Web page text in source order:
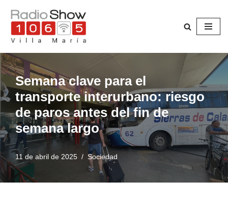
Saltar
al
contenido
Semana clave para el
transporte interurbano: riesgo
de paros antes del fin de
semana largo
11 de abril de 2025 Sociedad